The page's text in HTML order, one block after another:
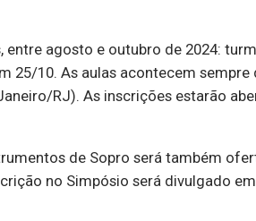
agosto e outubro de 2024:
10. As aulas acontecem sempre
RJ). As inscrições estarão
de Sopro será também
no Simpósio será divulgado